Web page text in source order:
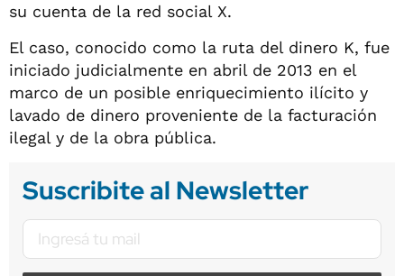
su cuenta de la red social X.
El caso, conocido como la ruta del dinero K, fue
iniciado judicialmente en abril de 2013 en el
marco de un posible enriquecimiento ilícito y
lavado de dinero proveniente de la facturación
ilegal y de la obra pública.
Suscribite al Newsletter